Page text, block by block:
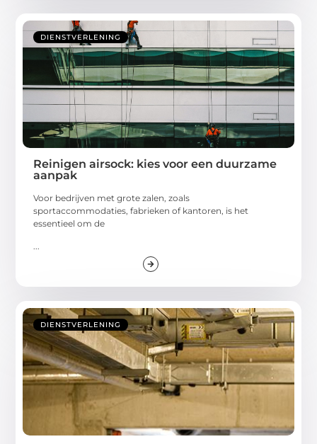
DIENSTVERLENING
Reinigen airsock: kies voor een duurzame
aanpak
Voor bedrijven met grote zalen, zoals
sportaccommodaties, fabrieken of kantoren, is het
essentieel om de
...
DIENSTVERLENING